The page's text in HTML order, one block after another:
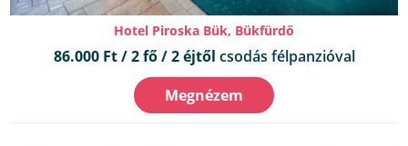
Hotel Piroska Bük, Bükfürdő
86.000 Ft / 2 fő / 2 éjtől csodás félpanzióval
Megnézem